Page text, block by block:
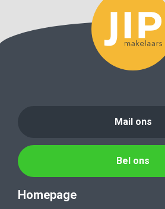
Mail ons
Bel ons
Homepage